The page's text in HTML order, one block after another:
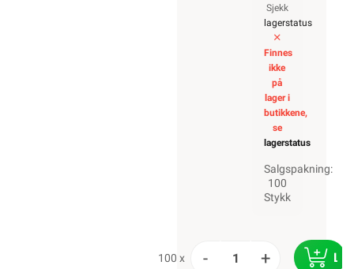
Sjekk
lagerstatus
Finnes
ikke
på
lager i
butikkene,
se
lagerstatus
Salgspakning:
100
Stykk
100 x - +